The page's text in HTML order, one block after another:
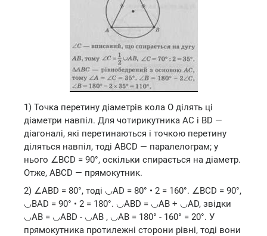
1) Точка перетину діаметрів кола О ділять ці
діаметри навпіл. Для чотирикутника АС і BD —
діагоналі, які перетинаються і точкою перетину
діляться навпіл, тоді ABCD — паралелограм; у
нього ∠BCD = 90°, оскільки спирається на діаметр.
Отже, ABCD — прямокутник.
2) ∠ABD = 80°, тоді ◡АD = 80° • 2 = 160°. ∠BCD = 90°,
◡BAD = 90° • 2 = 180°. ◡ABD = ◡AB + ◡AD, звідки
◡AB = ◡ABD - ◡AB , ◡AB = 180° - 160° = 20°. У
прямокутника протилежні сторони рівні, тоді вони